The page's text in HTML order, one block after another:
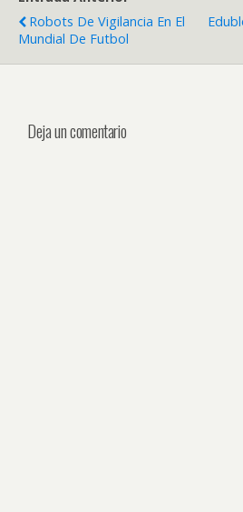
Robots De Vigilancia En El
Mundial De Futbol
Deja un comentario